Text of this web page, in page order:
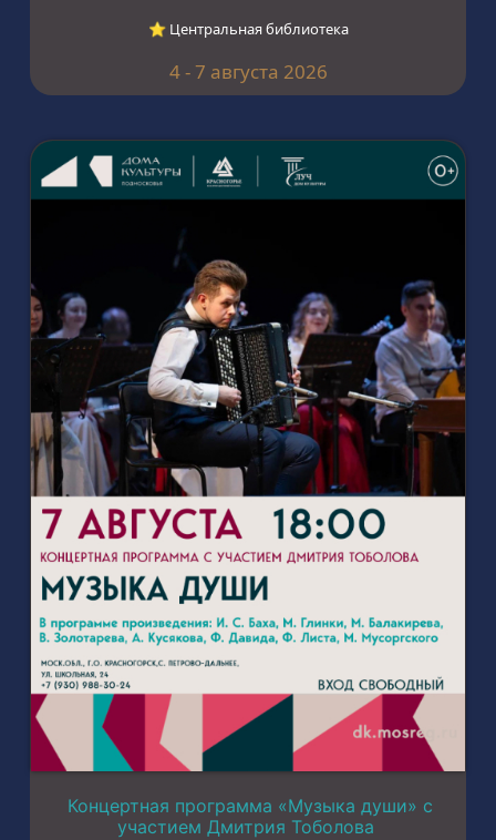
⭐︎ Центральная библиотека
4 - 7 августа 2026
Концертная программа «Музыка души» с
участием Дмитрия Тоболова